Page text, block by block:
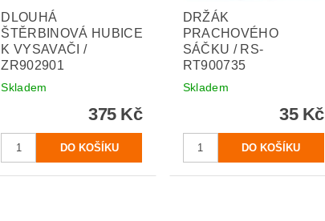
DLOUHÁ
ŠTĚRBINOVÁ HUBICE
K VYSAVAČI /
ZR902901
Skladem
375 Kč
DRŽÁK
PRACHOVÉHO
SÁČKU / RS-
RT900735
Skladem
35 Kč